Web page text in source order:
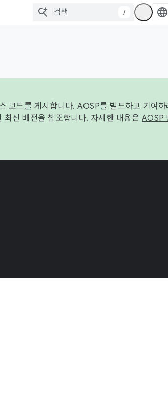
/
코드를 게시합니다. AOSP를 빌드하고 기여하
신 버전을 참조합니다. 자세한 내용은 AOSP